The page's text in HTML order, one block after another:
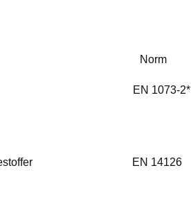
Norm
EN 1073-2*
EN 14126